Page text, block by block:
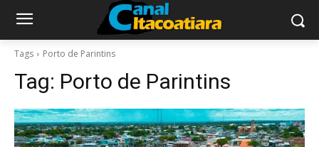
Tags Porto de Parintins
Tag: Porto de Parintins